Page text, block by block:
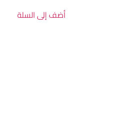
أضف إلى السلة